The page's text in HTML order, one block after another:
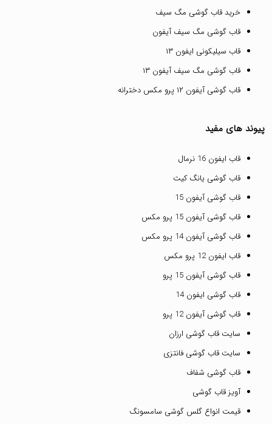
خرید قاب گوشی مگ سیف
قاب گوشی مگ سیف آیفون
قاب سیلیکونی ایفون ۱۳
قاب گوشی مگ سیف آیفون ۱۳
قاب گوشی آیفون ۱۲ پرو مکس دخترانه
پیوند های مفید
قاب ایفون 16 نرمال
قاب گوشی یانگ کیت
قاب گوشی آیفون 15
قاب گوشی آیفون 15 پرو مکس
قاب گوشی آیفون 14 پرو مکس
قاب ایفون 12 پرو مکس
قاب گوشی آیفون 15 پرو
قاب گوشی ایفون 14
قاب گوشی آیفون 12 پرو
سایت قاب گوشی ارزان
سایت قاب گوشی فانتزی
قاب گوشی شفاف
آویز قاب گوشی
قیمت انواع گلس گوشی سامسونگ